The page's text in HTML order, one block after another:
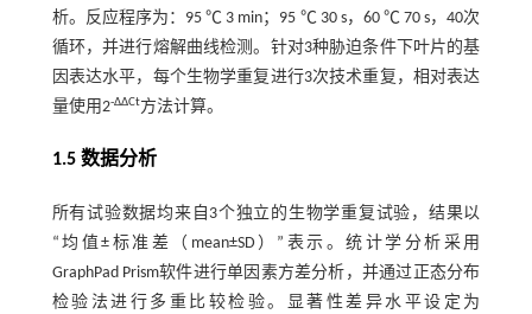
析。反应程序为：95 ℃ 3 min；95 ℃ 30 s，60 ℃ 70 s，40次
循环，并进行熔解曲线检测。针对3种胁迫条件下叶片的基
因表达水平，每个生物学重复进行3次技术重复，相对表达
量使用2-ΔΔCt方法计算。
1.5 数据分析
所有试验数据均来自3个独立的生物学重复试验，结果以
“均值±标准差（mean±SD）”表示。统计学分析采用
GraphPad Prism软件进行单因素方差分析，并通过正态分布
检验法进行多重比较检验。显著性差异水平设定为